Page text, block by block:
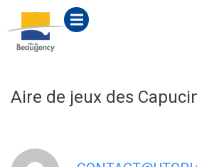
principal
Aire de jeux des